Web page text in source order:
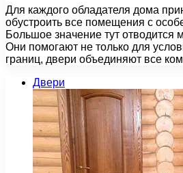
Для каждого обладателя дома
обустроить все помещения с
Большое значение тут
Они помогают не только для
границ, двери объединяют все
Двери